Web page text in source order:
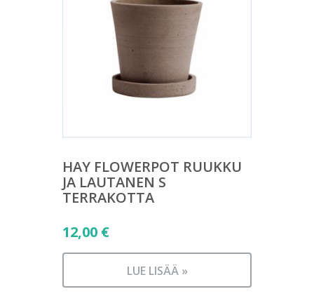
HAY FLOWERPOT RUUKKU
JA LAUTANEN S
TERRAKOTTA
12,00 €
LUE LISÄÄ »